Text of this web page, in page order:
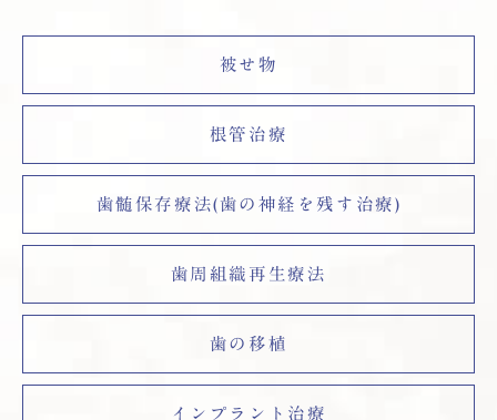
被せ物
根管治療
歯髄保存療法(歯の神経を残す治療)
歯周組織再生療法
歯の移植
インプラント治療